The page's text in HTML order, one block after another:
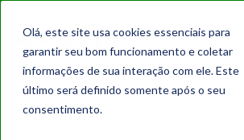
Olá, este site usa cookies essenciais para
garantir seu bom funcionamento e coletar
informações de sua interação com ele. Este
último será definido somente após o seu
consentimento.